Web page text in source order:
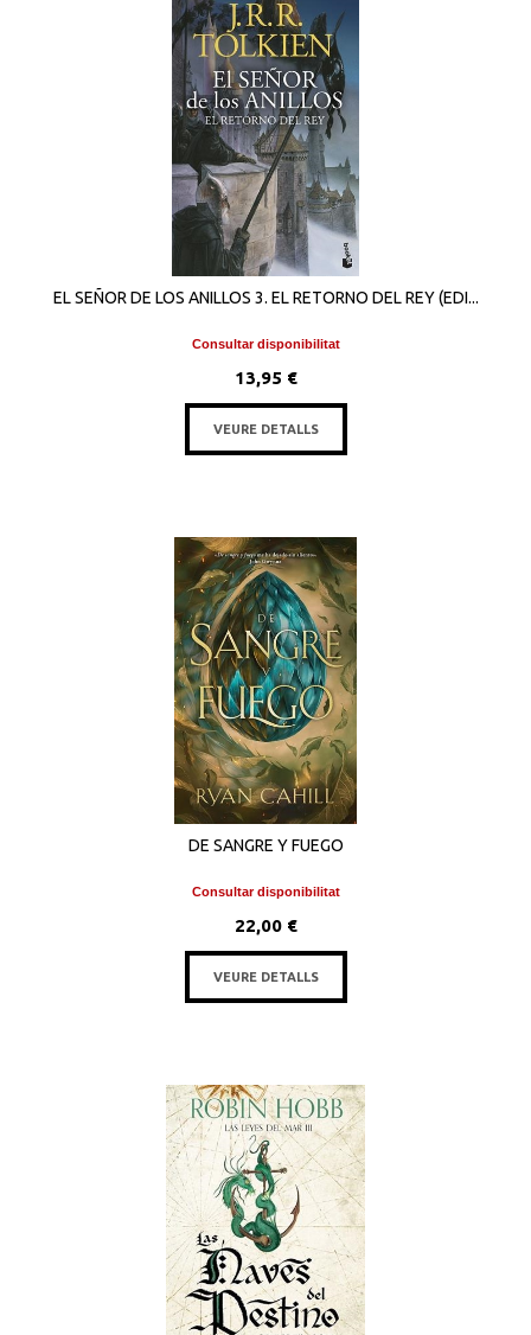
EL SEÑOR DE LOS ANILLOS 3. EL RETORNO DEL REY (EDI...
Consultar disponibilitat
13,95 €
VEURE DETALLS
DE SANGRE Y FUEGO
Consultar disponibilitat
22,00 €
VEURE DETALLS